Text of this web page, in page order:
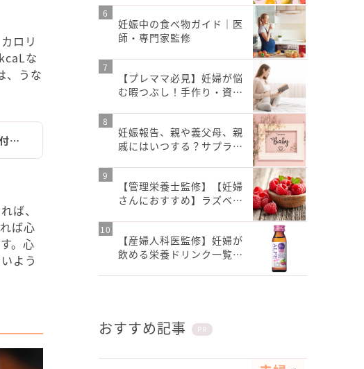
ロリ
な
、うな
付…
ば、
ば心
。心
よう
妊娠中の食べ物ガイド｜医
師・専門家監修
【プレママ必見】妊婦が悩
む暇つぶし！手作り・資…
妊娠報告、親や義父母、親
戚にはいつする？サプラ…
【管理栄養士監修】【妊婦
さんにおすすめ】ラズベ…
【産婦人科医監修】妊婦が
飲める栄養ドリンク一覧…
おすすめ記事 PR